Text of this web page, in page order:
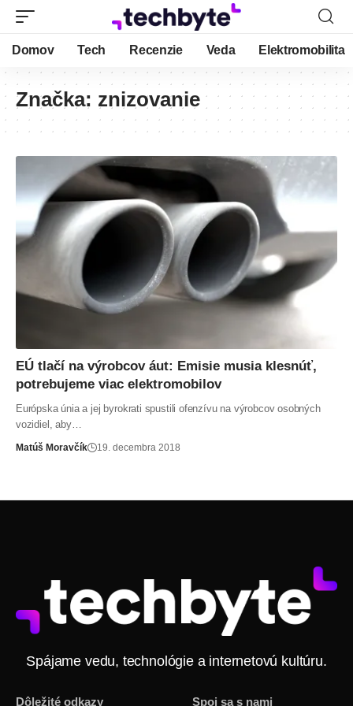
Domov Tech Recenzie Veda Elektromobilita
Značka: znizovanie
EÚ tlačí na výrobcov áut: Emisie musia klesnúť,
potrebujeme viac elektromobilov
Európska únia a jej byrokrati spustili ofenzívu na výrobcov osobných
vozidiel, aby…
Matúš Moravčík 19. decembra 2018
Spájame vedu, technológie a internetovú kultúru.
Dôležité odkazy Spoj sa s nami